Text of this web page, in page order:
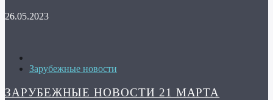
26.05.2023
Зарубежные новости
ЗАРУБЕЖНЫЕ НОВОСТИ 21 МАРТА